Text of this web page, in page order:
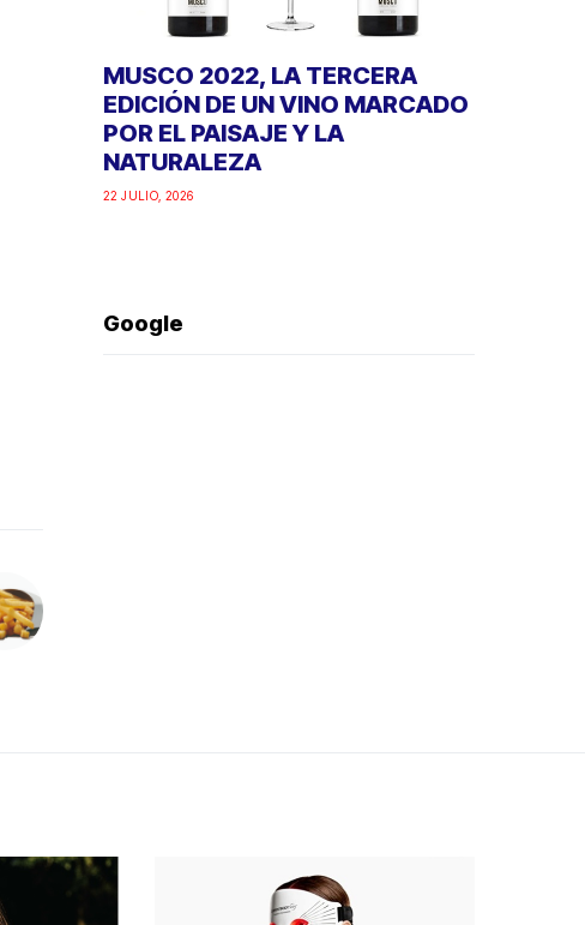
MUSCO 2022, LA TERCERA
EDICIÓN DE UN VINO MARCADO
POR EL PAISAJE Y LA
NATURALEZA
22 JULIO, 2026
Google